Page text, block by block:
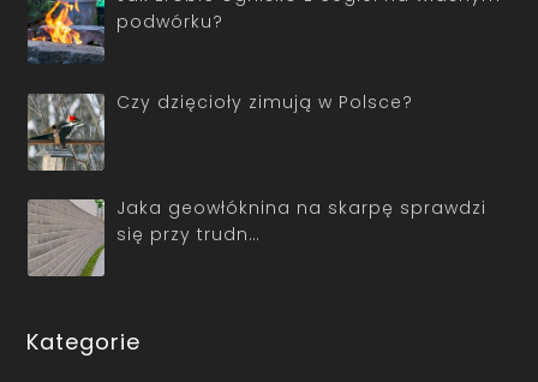
podwórku?
Czy dzięcioły zimują w Polsce?
Jaka geowłóknina na skarpę sprawdzi
się przy trudn…
Kategorie